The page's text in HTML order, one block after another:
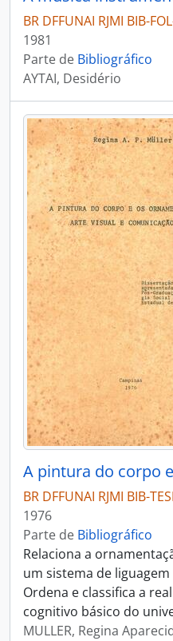
BR DFFUNAI RJMI BIB-
1981
Parte de Bibliográfico
AYTAI, Desidério
BR DFFUNAI RJMI BIB-
1976
Parte de Bibliográfico
Relaciona a
um sistema de
Ordena e classifica a
cognitivo básico do
MULLER, Regina